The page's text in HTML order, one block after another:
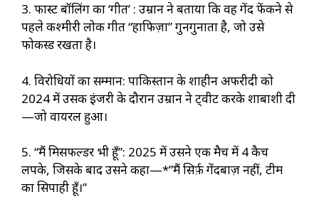
3. फास्ट बॉलिंग का ‘गीत’ : उम्रान ने बताया कि वह गेंद फेंकने से
पहले कश्मीरी लोक गीत “हाफिज़ा” गुनगुनाता है, जो उसे
फोकस्ड रखता है।
4. विरोधियों का सम्मान: पाकिस्तान के शाहीन अफरीदी को
2024 में उसकी इंजरी के दौरान उम्रान ने ट्वीट करके शाबाशी दी
—जो वायरल हुआ।
5. “मैं मिसफील्डर भी हूँ”: 2025 में उसने एक मैच में 4 कैच
लपके, जिसके बाद उसने कहा—*”मैं सिर्फ़ गेंदबाज़ नहीं, टीम
का सिपाही हूँ।”